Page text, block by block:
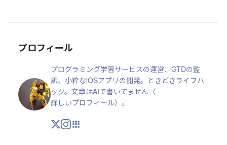
プロフィール
プログラミング学習サービスの運営、GTDの監
訳、小粋なiOSアプリの開発。ときどきライフハ
ック。文章はAIで書いてません（
詳しいプロフィール）。
X Instagram
アプリ・ツール